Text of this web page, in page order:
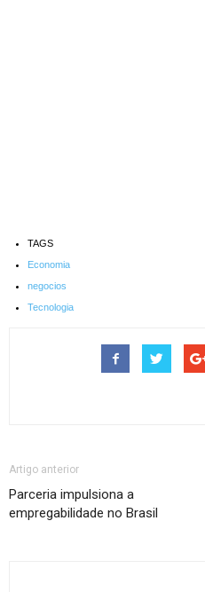
TAGS
Economia
negocios
Tecnologia
Artigo anterior
Parceria impulsiona a
empregabilidade no Brasil